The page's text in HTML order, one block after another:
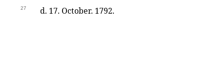
27 d. 17. October. 1792.